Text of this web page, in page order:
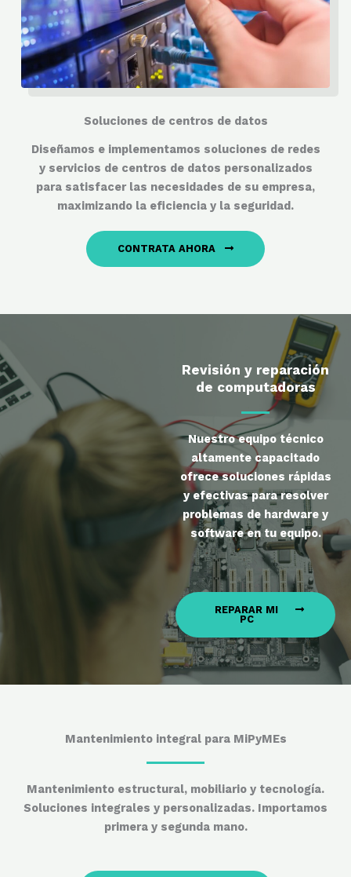
Soluciones de centros de datos
Diseñamos e implementamos soluciones de redes
y servicios de centros de datos personalizados
para satisfacer las necesidades de su empresa,
maximizando la eficiencia y la seguridad.
CONTRATA AHORA
Revisión y reparación
de computadoras
Nuestro equipo técnico
altamente capacitado
ofrece soluciones rápidas
y efectivas para resolver
problemas de hardware y
software en tu equipo.
REPARAR MI
PC
Mantenimiento integral para MiPyMEs
Mantenimiento estructural, mobiliario y tecnología.
Soluciones integrales y personalizadas. Importamos
primera y segunda mano.